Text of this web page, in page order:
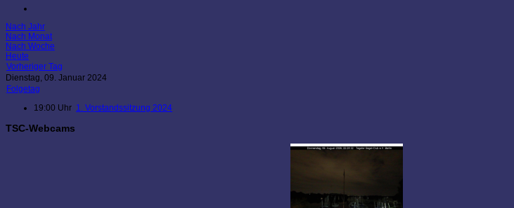
Nach Jahr
Nach Monat
Nach Woche
Heute
Vorheriger Tag
Dienstag, 09. Januar 2024
Folgetag
19:00 Uhr 1. Vorstandssitzung 2024
TSC-Webcams